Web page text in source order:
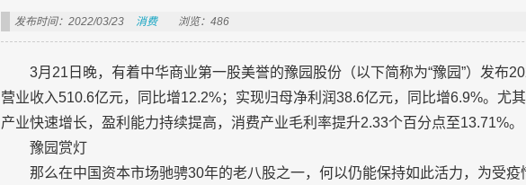
发布时间：2022/03/23 消费 浏览：486
3月21日晚，有着中华商业第一股美誉的豫园股份（以下简称为“豫园”）发布
营业收入510.6亿元，同比增12.2%；实现归母净利润38.6亿元，同比增6.9%。尤
产业快速增长，盈利能力持续提高，消费产业毛利率提升2.33个百分点至13.71%。
豫园赏灯
那么在中国资本市场驰骋30年的老八股之一，何以仍能保持如此活力，为受